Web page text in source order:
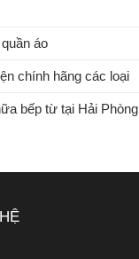
áo
chính hãng các loại
bếp từ tại Hải Phòng